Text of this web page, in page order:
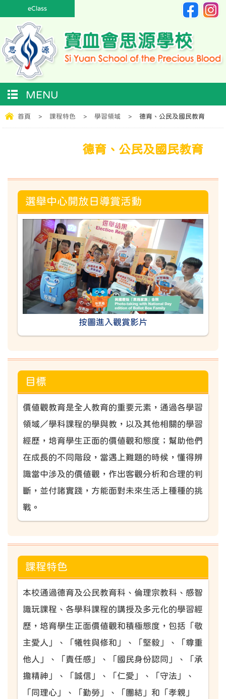
eClass
MENU
首頁 > 課程特色 > 學習領域 > 德育、公民及國民教育
德育、公民及國民教育
選舉中心開放日導賞活動
按圖進入觀賞影片
目標
價值觀教育是全人教育的重要元素，通過各學習
領域／學科課程的學與教，以及其他相關的學習
經歷，培育學生正面的價值觀和態度；幫助他們
在成長的不同階段，當遇上難題的時候，懂得辨
識當中涉及的價值觀，作出客觀分析和合理的判
斷，並付諸實踐，方能面對未來生活上種種的挑
戰。
課程特色
本校通過德育及公民教育科、倫理宗教科、感智
識玩課程、各學科課程的講授及多元化的學習經
歷，培育學生正面價值觀和積極態度，包括「敬
主愛人」、「犧牲與修和」、「堅毅」、「尊重
他人」、「責任感」、「國民身份認同」、「承
擔精神」、「誠信」、「仁愛」、「守法」、
「同理心」、「勤勞」、「團結」和「孝親」